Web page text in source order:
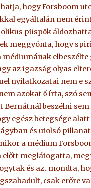
hogy Forsboom
egyáltalán nem
püspök
meggyónta, hogy
elbeszélte
az igazság olyas
nyilatkozatai nem e
azokat ő írta, szó
Bernátnál beszélni sem
egész betegsége
és utolsó
a médium
előtt meglátogatta,
és azt mondta,
csak erőre